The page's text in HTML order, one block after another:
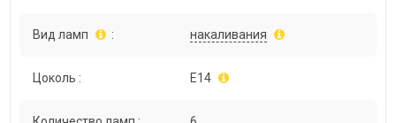
Вид ламп : накаливания
Цоколь : E14